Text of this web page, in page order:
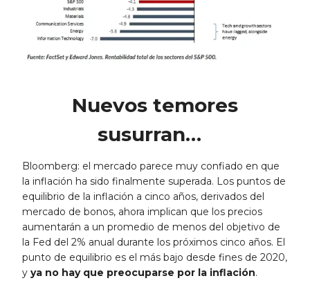
Nuevos temores
susurran…
Bloomberg: el mercado parece muy confiado en que
la inflación ha sido finalmente superada. Los puntos de
equilibrio de la inflación a cinco años, derivados del
mercado de bonos, ahora implican que los precios
aumentarán a un promedio de menos del objetivo de
la Fed del 2% anual durante los próximos cinco años. El
punto de equilibrio es el más bajo desde fines de 2020,
y ya no hay que preocuparse por la inflación.